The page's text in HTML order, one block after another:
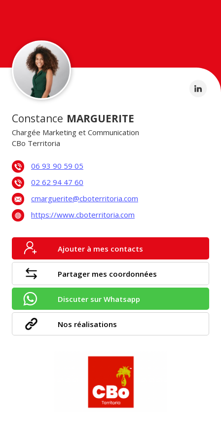
Constance MARGUERITE
Chargée Marketing et Communication
CBo Territoria
06 93 90 59 05
02 62 94 47 60
cmarguerite@cboterritoria.com
https://www.cboterritoria.com
Ajouter à mes contacts
Partager mes coordonnées
Discuter sur Whatsapp
Nos réalisations